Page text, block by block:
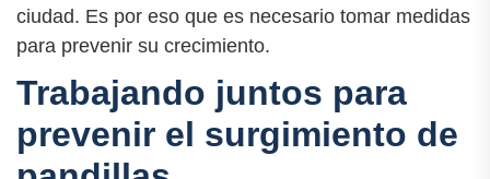
ciudad. Es por eso que es necesario tomar medidas
para prevenir su crecimiento.
Trabajando juntos para
prevenir el surgimiento de